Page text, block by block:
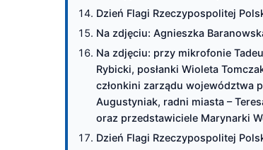
Dzień Flagi Rzeczypospolitej
Na zdjęciu: Agnieszka
Na zdjęciu: przy mikrofonie
Rybicki, posłanki Wioleta
członkini zarządu województwa
Augustyniak, radni miasta –
oraz przedstawiciele Marynarki
Dzień Flagi Rzeczypospolitej